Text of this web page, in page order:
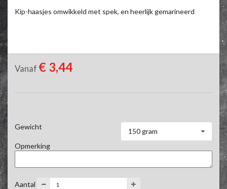
Kip-haasjes omwikkeld met spek, en heerlijk gemarineerd
Vanaf € 3,44
Gewicht
150 gram
Opmerking
Aantal